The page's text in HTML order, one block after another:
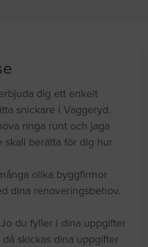
dig ett enkelt
snickare i Vaggeryd.
ringa runt och jaga
skall berätta för dig hur
olika byggfirmor
dina renoveringsbehov.
du fyller i dina uppgifter
skickas dina uppgifter